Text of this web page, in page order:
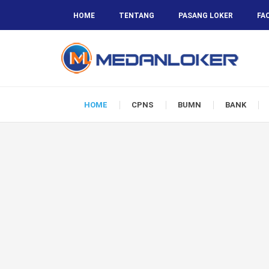
HOME TENTANG PASANG LOKER
HOME CPNS BUMN BANK